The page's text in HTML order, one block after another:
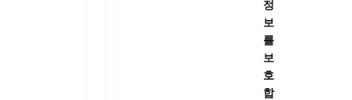
정
보
를
보
호
합